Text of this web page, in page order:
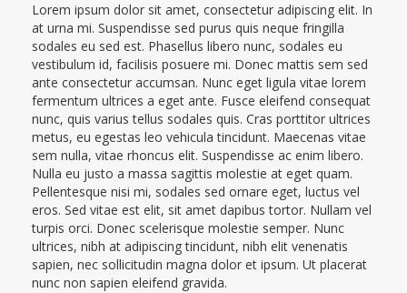
Lorem ipsum dolor sit amet, consectetur adipiscing elit. In
at urna mi. Suspendisse sed purus quis neque fringilla
sodales eu sed est. Phasellus libero nunc, sodales eu
vestibulum id, facilisis posuere mi. Donec mattis sem sed
ante consectetur accumsan. Nunc eget ligula vitae lorem
fermentum ultrices a eget ante. Fusce eleifend consequat
nunc, quis varius tellus sodales quis. Cras porttitor ultrices
metus, eu egestas leo vehicula tincidunt. Maecenas vitae
sem nulla, vitae rhoncus elit. Suspendisse ac enim libero.
Nulla eu justo a massa sagittis molestie at eget quam.
Pellentesque nisi mi, sodales sed ornare eget, luctus vel
eros. Sed vitae est elit, sit amet dapibus tortor. Nullam vel
turpis orci. Donec scelerisque molestie semper. Nunc
ultrices, nibh at adipiscing tincidunt, nibh elit venenatis
sapien, nec sollicitudin magna dolor et ipsum. Ut placerat
nunc non sapien eleifend gravida.